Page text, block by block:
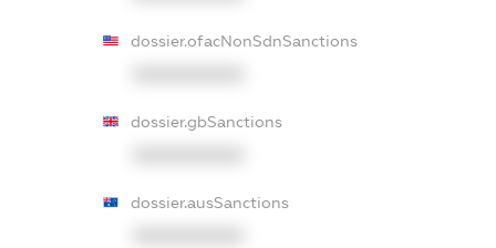
dossier.ofacNonSdnSanctions
dossier.gbSanctions
dossier.ausSanctions